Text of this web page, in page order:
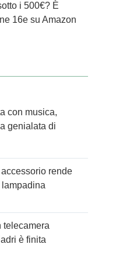
i 500€? È
16e su Amazon
con musica,
genialata di
rende
telecamera
è finita